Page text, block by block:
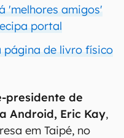
'melhores amigos'
portal
de livro físico
presidente de
Android, Eric Kay,
em Taipé, no